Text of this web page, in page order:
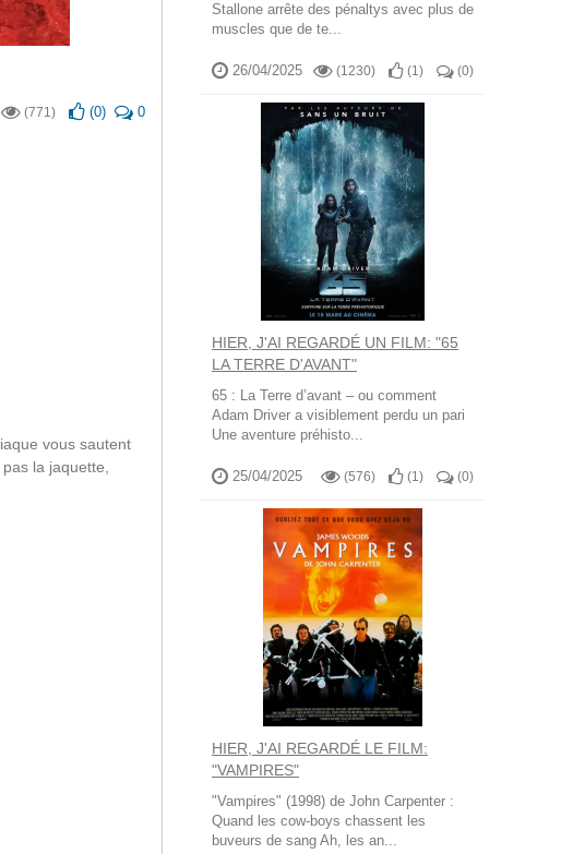
(771) (0) 0
vous sautent
la jaquette,
Stallone arrête des pénaltys avec plus de
muscles que de te...
26/04/2025 (1230) (1) (0)
HIER, J'AI REGARDÉ UN FILM: "65
LA TERRE D'AVANT"
65 : La Terre d’avant – ou comment
Adam Driver a visiblement perdu un pari
Une aventure préhisto...
25/04/2025 (576) (1) (0)
HIER, J'AI REGARDÉ LE FILM:
"VAMPIRES"
"Vampires" (1998) de John Carpenter :
Quand les cow-boys chassent les
buveurs de sang Ah, les an...